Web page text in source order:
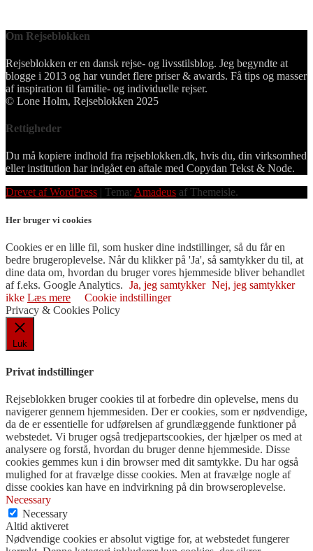
Om Rejseblokken
Rejseblokken er en dansk rejse- og livsstilsblog. Jeg begyndte at
blogge i 2013 og har vundet flere priser & awards. Få tips og masser
af inspiration til familie- og individuelle rejser.
© Lone Holm, Rejseblokken 2025
Rettigheder
Du må kopiere indhold fra rejseblokken.dk, hvis du, din virksomhed
eller institution har indgået en aftale med Copydan Tekst & Node.
Drevet af WordPress
Tema: Amadeus af Themeisle.
Her bruger vi cookies
Cookies er en lille fil, som husker dine indstillinger, så du får en
bedre brugeroplevelse. Når du klikker på 'Ja', så samtykker du til, at
dine data om, hvordan du bruger vores hjemmeside bliver behandlet
af f.eks. Google Analytics. Ja, jeg samtykker Nej, jeg samtykker
ikke Læs mere
Cookie indstillinger
Privacy & Cookies Policy
Luk
Privat indstillinger
Rejseblokken bruger cookies til at forbedre din oplevelse, mens du
navigerer gennem hjemmesiden. Der er cookies, som er nødvendige,
da de er essentielle for udførelsen af ​​grundlæggende funktioner på
webstedet. Vi bruger også tredjepartscookies, der hjælper os med at
analysere og forstå, hvordan du bruger denne hjemmeside. Disse
cookies gemmes kun i din browser med dit samtykke. Du har også
mulighed for at fravælge disse cookies. Men at fravælge nogle af
disse cookies kan have en indvirkning på din browseroplevelse.
Necessary
Necessary
Altid aktiveret
Nødvendige cookies er absolut vigtige for, at webstedet fungerer